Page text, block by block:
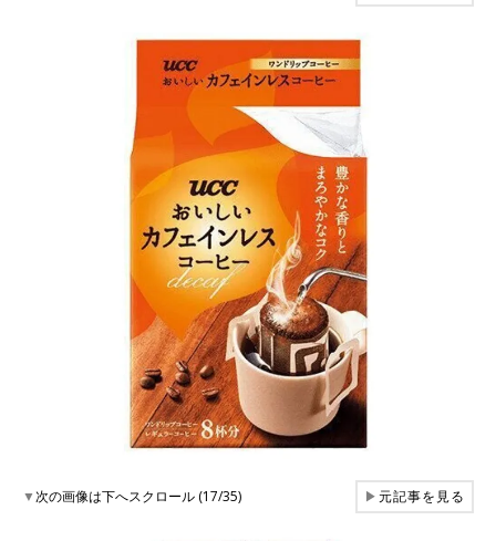
▼次の画像は下へスクロール (17/35) ▶元記事を見る